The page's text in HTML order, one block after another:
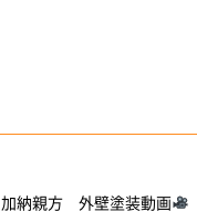
加納親方 外壁塗装動画